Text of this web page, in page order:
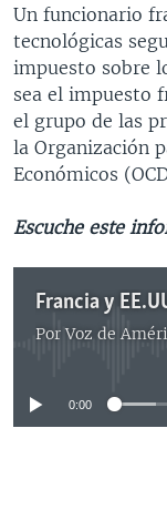
Un funcionario
tecnológicas
impuesto sobre
sea el impuesto
el grupo de las
la Organización
Económicos
Escuche este
PorVoz de
No
0:00